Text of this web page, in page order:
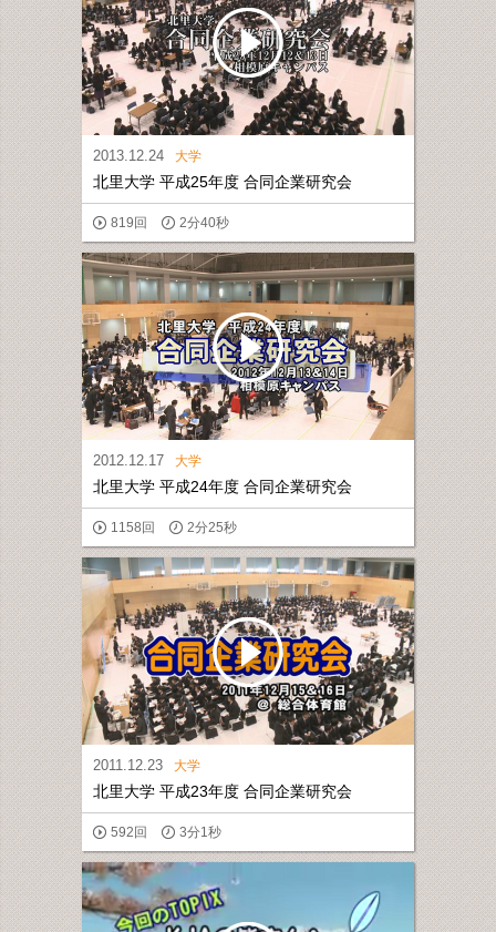
2013.12.24 大学
北里大学 平成25年度 合同企業研究会
819回 2分40秒
2012.12.17 大学
北里大学 平成24年度 合同企業研究会
1158回 2分25秒
2011.12.23 大学
北里大学 平成23年度 合同企業研究会
592回 3分1秒